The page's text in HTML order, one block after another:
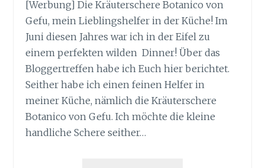
[Werbung] Die Kräuterschere Botanico von
Gefu, mein Lieblingshelfer in der Küche! Im
Juni diesen Jahres war ich in der Eifel zu
einem perfekten wilden Dinner! Über das
Bloggertreffen habe ich Euch hier berichtet.
Seither habe ich einen feinen Helfer in
meiner Küche, nämlich die Kräuterschere
Botanico von Gefu. Ich möchte die kleine
handliche Schere seither…